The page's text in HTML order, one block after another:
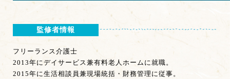
監修者情報
フリーランス介護士
2013年にデイサービス兼有料老人ホームに就職。
2015年に生活相談員兼現場統括・財務管理に従事。